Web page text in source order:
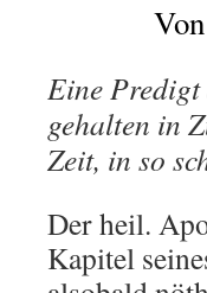
Eine Predigt
gehalten in
Zeit, in so
Der heil.
Kapitel